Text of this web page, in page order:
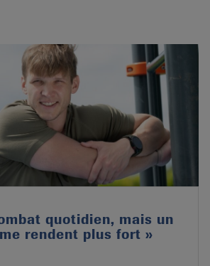
quotidien, mais un
rendent plus fort »